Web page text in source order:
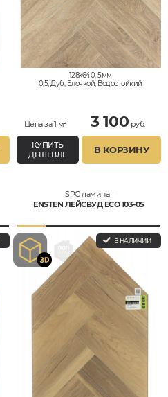
128x640, 5мм
0,5, Дуб, Елочкой, Водостойкий
Цена за 1 м² 3 100 руб.
КУПИТЬ
ДЕШЕВЛЕ
В КОРЗИНУ
SPC ламинат
ENSTEN ЛЕЙСВУД ECO 103-05
В НАЛИЧИИ